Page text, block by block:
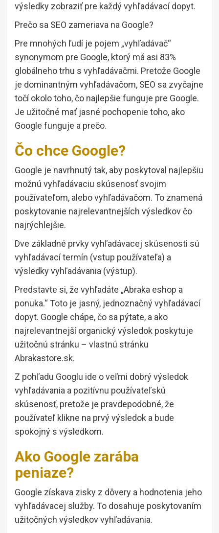
výsledky zobraziť pre každý vyhľadávací dopyt.
Prečo sa SEO zameriava na Google?
Pre mnohých ľudí je pojem „vyhľadávač“
synonymom pre Google, ktorý má asi 83%
globálneho trhu s vyhľadávačmi. Pretože Google
je dominantným vyhľadávačom, SEO sa zvyčajne
točí okolo toho, čo najlepšie funguje pre Google.
Je užitočné mať jasné pochopenie toho, ako
Google funguje a prečo.
Čo chce Google?
Google je navrhnutý tak, aby poskytoval najlepšiu
možnú vyhľadávaciu skúsenosť svojim
používateľom, alebo vyhľadávačom. To znamená
poskytovanie najrelevantnejších výsledkov čo
najrýchlejšie.
Dve základné prvky vyhľadávacej skúsenosti sú
vyhľadávací termín (vstup používateľa) a
výsledky vyhľadávania (výstup).
Predstavte si, že vyhľadáte „Abraka eshop a
ponuka.“ Toto je jasný, jednoznačný vyhľadávací
dopyt. Google chápe, čo sa pýtate, a ako
najrelevantnejší organický výsledok poskytuje
užitočnú stránku – vlastnú stránku
Abrakastore.sk.
Z pohľadu Googlu ide o veľmi dobrý výsledok
vyhľadávania a pozitívnu používateľskú
skúsenosť, pretože je pravdepodobné, že
používateľ klikne na prvý výsledok a bude
spokojný s výsledkom.
Ako Google zarába
peniaze?
Google získava zisky z dôvery a hodnotenia jeho
vyhľadávacej služby. To dosahuje poskytovaním
užitočných výsledkov vyhľadávania.